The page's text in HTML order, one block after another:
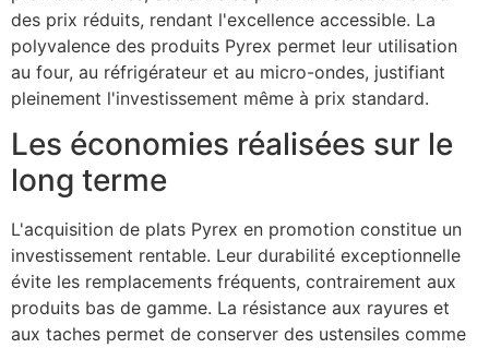
des prix réduits, rendant l'excellence accessible. La
polyvalence des produits Pyrex permet leur utilisation
au four, au réfrigérateur et au micro-ondes, justifiant
pleinement l'investissement même à prix standard.
Les économies réalisées sur le
long terme
L'acquisition de plats Pyrex en promotion constitue un
investissement rentable. Leur durabilité exceptionnelle
évite les remplacements fréquents, contrairement aux
produits bas de gamme. La résistance aux rayures et
aux taches permet de conserver des ustensiles comme